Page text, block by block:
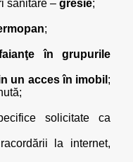
sanitare – gresie;
;
în grupurile
un acces în imobil ;
solicitate ca
la internet,